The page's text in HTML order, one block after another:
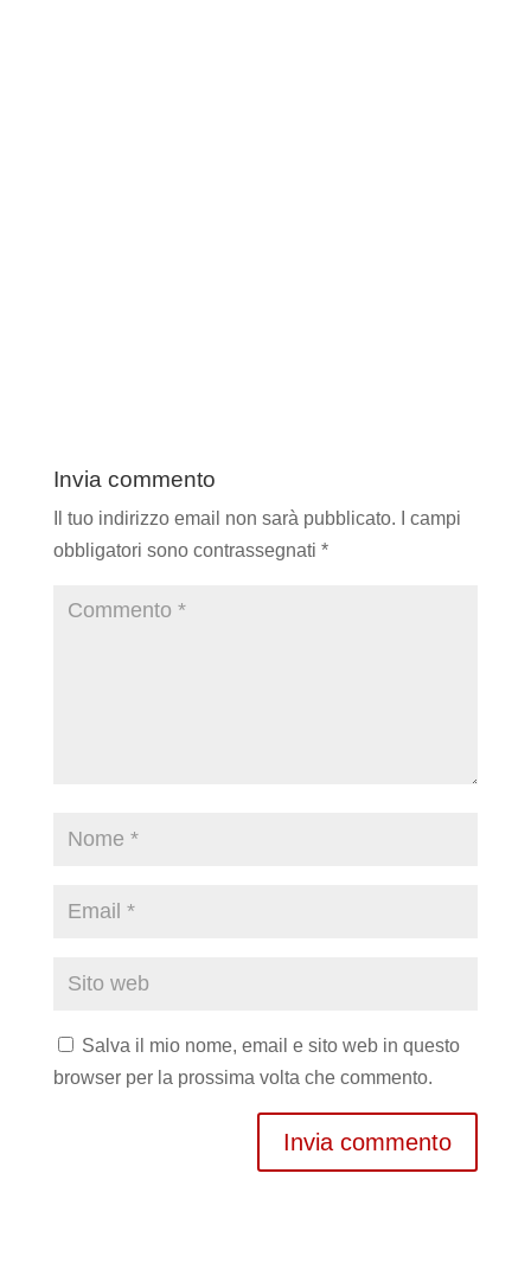
Invia commento
Il tuo indirizzo email non sarà pubblicato.
I campi
obbligatori sono contrassegnati *
Salva il mio nome, email e sito web in questo
browser per la prossima volta che commento.